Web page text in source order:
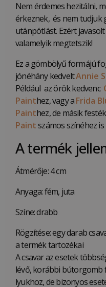
Nem érdemes hezitálni,
érkeznek, és nem tudjuk
utánpótlást. Ezért
valamelyik megtetszik!
Ez a gömbölyű formájú
jónéhány kedveltAnnie
Például az örök kedvenc
Painthez, vagy aFrida
Painthez, de másik
Paintszámos színéhez
A termék
Átmérője: 4 cm
Anyaga: fém, juta
Színe: drabb
Rögzítése: egy darab
a termék tartozékai
A csavar az esetek
lévő, korábbi bútorgomb
lyukhoz, de bizonyos